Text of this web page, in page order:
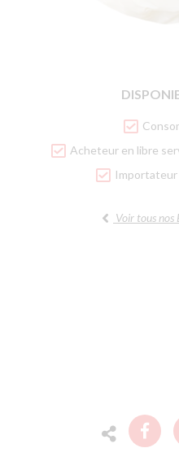
Acheteur en libre
Voir tous nos